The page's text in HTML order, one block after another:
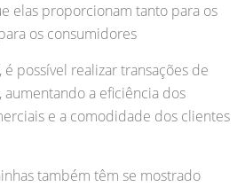
elas proporcionam tanto para os
os consumidores
possível realizar transações de
a eficiência dos
e a comodidade dos clientes
também têm se mostrado